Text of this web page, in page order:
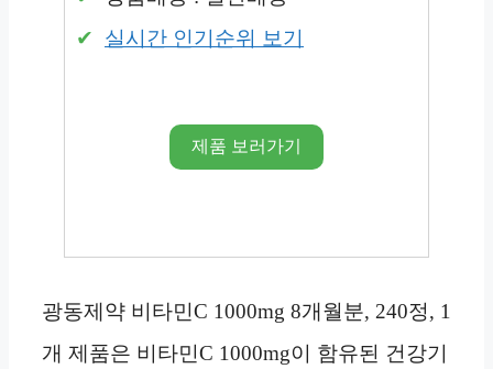
실시간 인기순위 보기
제품 보러가기
광동제약 비타민C 1000mg 8개월분, 240정, 1
개 제품은 비타민C 1000mg이 함유된 건강기